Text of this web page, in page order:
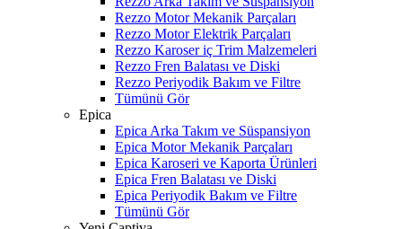
Rezzo Motor Mekanik Parçaları
Rezzo Motor Elektrik Parçaları
Rezzo Karoser iç Trim Malzemeleri
Rezzo Fren Balatası ve Diski
Rezzo Periyodik Bakım ve Filtre
Tümünü Gör
Epica
Epica Arka Takım ve Süspansiyon
Epica Motor Mekanik Parçaları
Epica Karoseri ve Kaporta Ürünleri
Epica Fren Balatası ve Diski
Epica Periyodik Bakım ve Filtre
Tümünü Gör